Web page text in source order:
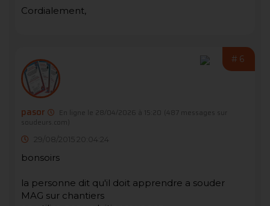
Cordialement,
#6
pasor En ligne le 28/04/2026 à 15:20
(487 messages sur
soudeurs.com)
29/08/2015 20:04:24
bonsoirs
la personne dit qu'il doit apprendre a souder
MAG sur chantiers